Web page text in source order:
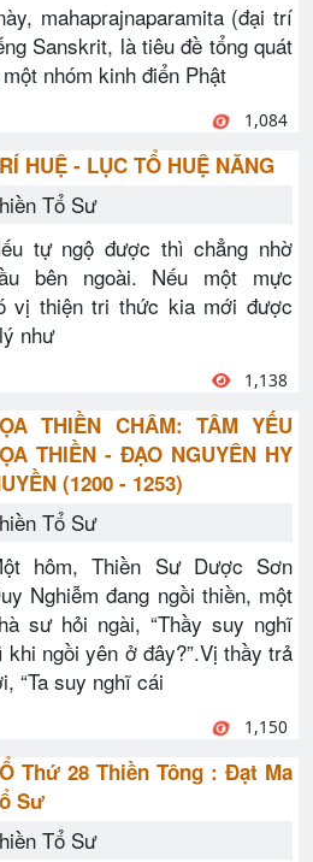
mahaprajnaparamita (đại trí
Sanskrit, là tiêu đề tổng quát
nhóm kinh điển Phật
1,084
HUỆ - LỤC TỔ HUỆ NĂNG
Tổ Sư
tự ngộ được thì chẳng nhờ
bên ngoài. Nếu một mực
vị thiện tri thức kia mới được
như
1,138
THIỀN CHÂM: TÂM YẾU
THIỀN - ĐẠO NGUYÊN HY
(1200 - 1253)
Tổ Sư
hôm, Thiền Sư Dược Sơn
Nghiễm đang ngồi thiền, một
sư hỏi ngài, “Thầy suy nghĩ
khi ngồi yên ở đây?”.Vị thầy trả
“Ta suy nghĩ cái
1,150
Thứ 28 Thiền Tông : Đạt Ma
Sư
Tổ Sư